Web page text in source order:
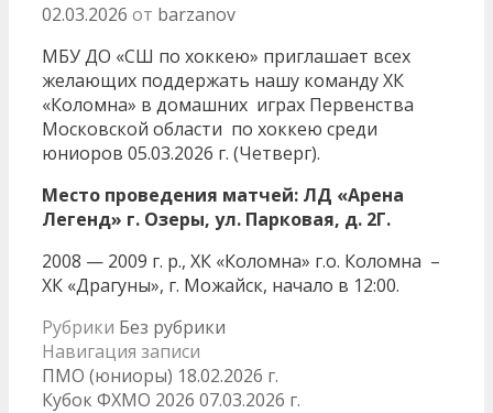
02.03.2026 от barzanov
МБУ ДО «СШ по хоккею» приглашает всех
желающих поддержать нашу команду ХК
«Коломна» в домашних играх Первенства
Московской области по хоккею среди
юниоров 05.03.2026 г. (Четверг).
Место проведения матчей: ЛД «Арена
Легенд» г. Озеры, ул. Парковая, д. 2Г.
2008 — 2009 г. р., ХК «Коломна» г.о. Коломна –
ХК «Драгуны», г. Можайск, начало в 12:00.
Рубрики Без рубрики
Навигация записи
ПМО (юниоры) 18.02.2026 г.
Кубок ФХМО 2026 07.03.2026 г.